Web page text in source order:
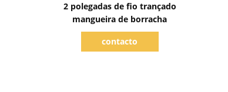
2 polegadas de fio trançado
mangueira de borracha
contacto